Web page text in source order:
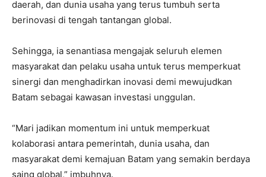
daerah, dan dunia usaha yang terus tumbuh serta
berinovasi di tengah tantangan global.
Sehingga, ia senantiasa mengajak seluruh elemen
masyarakat dan pelaku usaha untuk terus memperkuat
sinergi dan menghadirkan inovasi demi mewujudkan
Batam sebagai kawasan investasi unggulan.
“Mari jadikan momentum ini untuk memperkuat
kolaborasi antara pemerintah, dunia usaha, dan
masyarakat demi kemajuan Batam yang semakin berdaya
saing global,” imbuhnya.